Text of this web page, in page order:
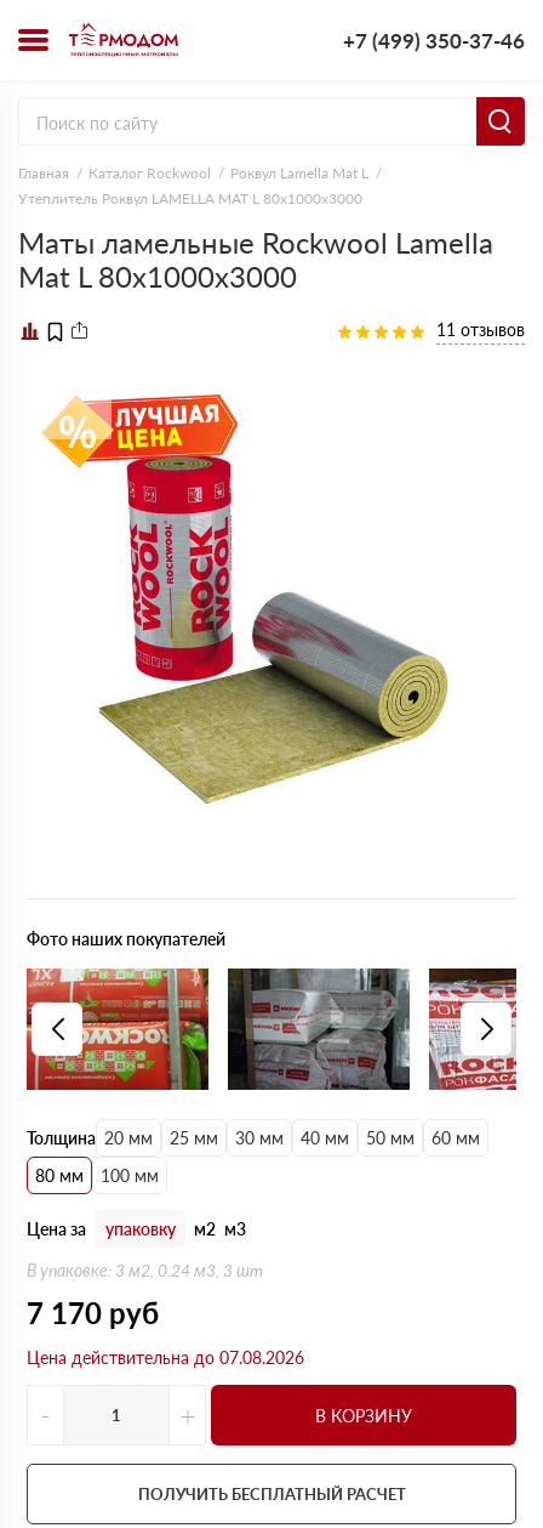
+7 (499) 350-37-46
Главная Каталог Rockwool
Роквул Lamella Mat L
Утеплитель Роквул LAMELLA MAT L 80х1000х3000
Маты ламельные Rockwool Lamella
Mat L 80х1000х3000
11 отзывов
Толщина 20 мм 25 мм 30 мм 40 мм 50 мм
60 мм
80 мм
100 мм
Цена за упаковку м2 м3
В упаковке: 3 м2, 0.24 м3, 3 шт
7 170 руб
Цена действительна до 07.08.2026
- + В КОРЗИНУ
ПОЛУЧИТЬ БЕСПЛАТНЫЙ РАСЧЕТ
Фото наших покупателей